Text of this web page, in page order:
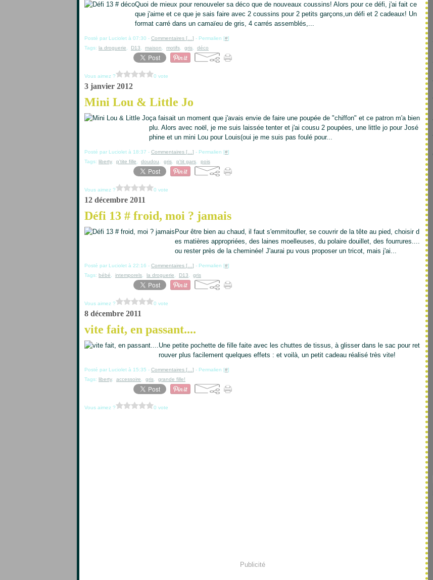
Quoi de mieux pour renouveler sa déco que de nouveaux coussins! Alors pour ce défi, j'ai fait ce
que j'aime et ce que je sais faire avec 2 coussins pour 2 petits garçons,un défi et 2 cadeaux! Un
format carré dans un camaïeu de gris, 4 carrés assemblés,...
Posté par Luciolet à 07:30 - Commentaires [ ] - Permalien [#]
Tags: la droguerie D13 maison motifs gris déco
Vous aimez ? 0 vote
3 janvier 2012
Mini Lou & Little Jo
ça faisait un moment que j'avais envie de faire une poupée de "chiffon" et ce patron m'a bien
plu. Alors avec noël, je me suis laissée tenter et j'ai cousu 2 poupées, une little jo pour José
phine et un mini Lou pour Louis(oui je me suis pas foulé pour...
Posté par Luciolet à 18:37 - Commentaires [ ] - Permalien [#]
Tags: liberty, p'tite fille doudou gris p'tit gars pois
Vous aimez ? 0 vote
12 décembre 2011
Défi 13 # froid, moi ? jamais
Pour être bien au chaud, il faut s'emmitoufler, se couvrir de la tête au pied, choisir d
es matières appropriées, des laines moelleuses, du polaire douillet, des fourrures....
ou rester près de la cheminée! J'aurai pu vous proposer un tricot, mais j'ai...
Posté par Luciolet à 22:16 - Commentaires [ ] - Permalien [#]
Tags: bébé intemporels la droguerie D13 gris
Vous aimez ? 0 vote
8 décembre 2011
vite fait, en passant....
Une petite pochette de fille faite avec les chuttes de tissus, à glisser dans le sac pour ret
rouver plus facilement quelques effets : et voilà, un petit cadeau réalisé très vite!
Posté par Luciolet à 15:35 - Commentaires [ ] - Permalien [#]
Tags: liberty, accessoire gris grande fille!
Vous aimez ? 0 vote
Publicité